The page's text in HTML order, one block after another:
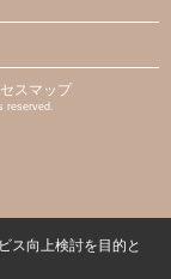
セスマップ
reserved.
ス向上検討を目的と